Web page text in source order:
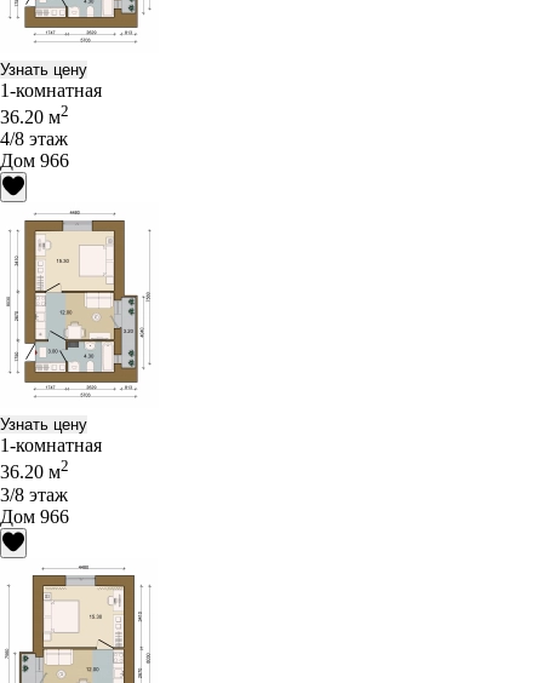
Узнать цену
1-комнатная
36.20 м2
4/8 этаж
Дом 966
Узнать цену
1-комнатная
36.20 м2
3/8 этаж
Дом 966